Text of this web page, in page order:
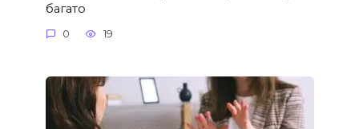
багато
0 19